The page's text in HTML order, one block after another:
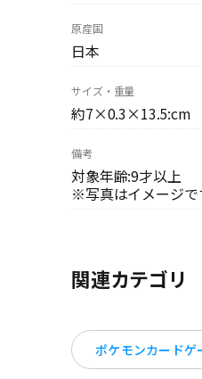
原産国
日本
サイズ・重量
約7×0.3×13.5:cm
備考
対象年齢:9才以上
※写真はイメージで
関連カテゴリ
ポケモンカードゲ